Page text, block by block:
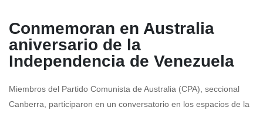
Conmemoran en Australia
aniversario de la
Independencia de Venezuela
Miembros del Partido Comunista de Australia (CPA), seccional
Canberra, participaron en un conversatorio en los espacios de la